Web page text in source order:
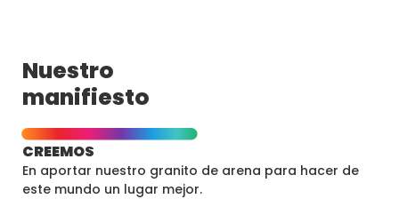
Nuestro
manifiesto
CREEMOS
En aportar nuestro granito de arena para hacer de
este mundo un lugar mejor.